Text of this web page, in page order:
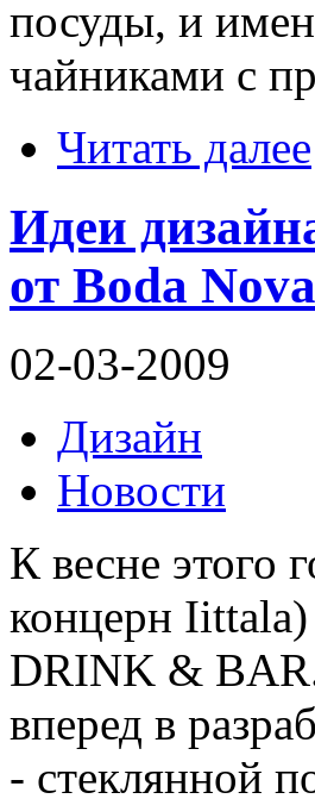
посуды, и
чайниками с
Читать далее
Идеи
от Boda Nova
02-03-2009
Дизайн
Новости
К весне этого
концерн Iittala)
DRINK &
вперед в
- стеклянной